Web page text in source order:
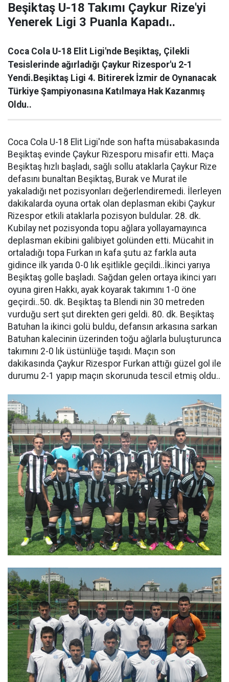
Beşiktaş U-18 Takımı Çaykur Rize'yi
Yenerek Ligi 3 Puanla Kapadı..
Coca Cola U-18 Elit Ligi'nde Beşiktaş, Çilekli
Tesislerinde ağırladığı Çaykur Rizespor'u 2-1
Yendi.Beşiktaş Ligi 4. Bitirerek İzmir de Oynanacak
Türkiye Şampiyonasına Katılmaya Hak Kazanmış
Oldu..
Coca Cola U-18 Elit Ligi'nde son hafta müsabakasında
Beşiktaş evinde Çaykur Rizesporu misafir etti. Maça
Beşiktaş hızlı başladı, sağlı sollu ataklarla Çaykur Rize
defasını bunaltan Beşiktaş, Burak ve Murat ile
yakaladığı net pozisyonları değerlendiremedi. İlerleyen
dakikalarda oyuna ortak olan deplasman ekibi Çaykur
Rizespor etkili ataklarla pozisyon buldular. 28. dk.
Kubilay net pozisyonda topu ağlara yollayamayınca
deplasman ekibini galibiyet golünden etti. Mücahit in
ortaladığı topa Furkan ın kafa şutu az farkla auta
gidince ilk yarıda 0-0 lık eşitlikle geçildi..İkinci yarıya
Beşiktaş golle başladı. Sağdan gelen ortaya ikinci yarı
oyuna giren Hakkı, ayak koyarak takımını 1-0 öne
geçirdi..50. dk. Beşiktaş ta Blendi nin 30 metreden
vurduğu sert şut direkten geri geldi. 80. dk. Beşiktaş
Batuhan la ikinci golü buldu, defansın arkasına sarkan
Batuhan kalecinin üzerinden toğu ağlarla buluşturunca
takımını 2-0 lık üstünlüğe taşıdı. Maçın son
dakikasında Çaykur Rizespor Furkan attığı güzel gol ile
durumu 2-1 yapıp maçın skorunuda tescil etmiş oldu..